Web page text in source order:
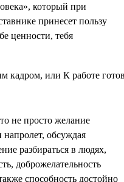
который при
принесет пользу
ценности, тебя
не просто желание
напролет, обсуждая
разбираться в людях,
доброжелательность
способность достойно